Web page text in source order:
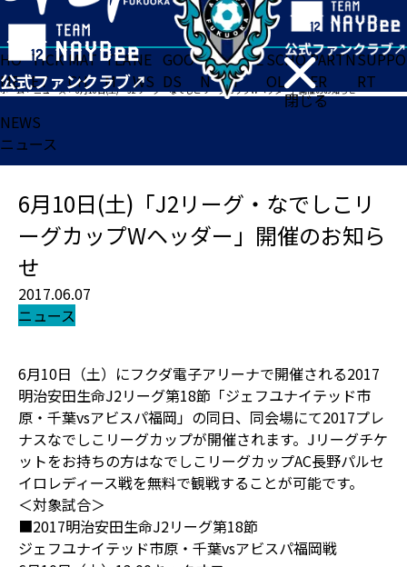
閉じる
HO
ME
TICK
ET
MAT
CH
TEA
M
NE
WS
GOO
DS
FA
N
ACADE
MY
SCHO
OL
PARTN
ER
SUPPO
RT
ホーム>ニュース>6月10日(土)「J2リーグ・なでしこリーグカップWヘッダー」開催のお知らせ
NEWS
ニュース
6月10日(土)「J2リーグ・なでしこリ
ーグカップWヘッダー」開催のお知ら
せ
2017.06.07
ニュース
6月10日（土）にフクダ電子アリーナで開催される2017
明治安田生命J2リーグ第18節「ジェフユナイテッド市
原・千葉vsアビスパ福岡」の同日、同会場にて2017プレ
ナスなでしこリーグカップが開催されます。Jリーグチケ
ットをお持ちの方はなでしこリーグカップAC長野パルセ
イロレディース戦を無料で観戦することが可能です。
＜対象試合＞
■2017明治安田生命J2リーグ第18節
ジェフユナイテッド市原・千葉vsアビスパ福岡戦